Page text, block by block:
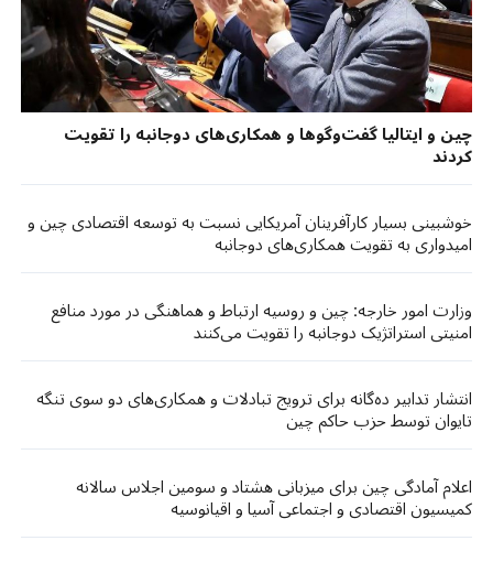
چین و ایتالیا گفت‌وگوها و همکاری‌های دوجانبه را تقویت
کردند
خوشبینی بسیار کارآفرینان آمریکایی نسبت به توسعه اقتصادی چین و
امیدواری به تقویت همکاری‌های دوجانبه
وزارت امور خارجه: چین و روسیه ارتباط و هماهنگی در مورد منافع
امنیتی استراتژیک دوجانبه را تقویت می‌کنند
انتشار تدابیر ده‌گانه برای ترویج تبادلات و همکاری‌های دو سوی تنگه
تایوان توسط حزب حاکم چین
اعلام آمادگی چین برای میزبانی هشتاد و سومین اجلاس سالانه
کمیسیون اقتصادی و اجتماعی آسیا و اقیانوسیه